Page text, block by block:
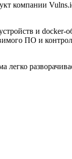
компании
и docker-
ПО и